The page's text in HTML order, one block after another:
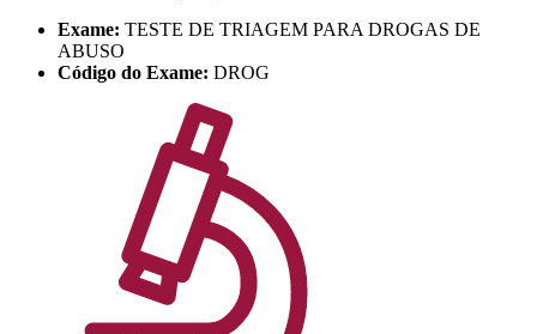
Exame: TESTE DE TRIAGEM PARA DROGAS DE
ABUSO
Código do Exame: DROG